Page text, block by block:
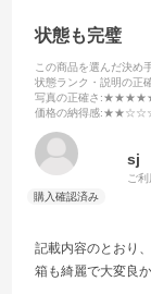
状態も完璧
この商品を選んだ決め
状態ランク・説明の正
写真の正確さ :★★★★★
価格の納得感:★★☆☆☆
sj
ご
記載内容のとおり
箱も綺麗で大変良